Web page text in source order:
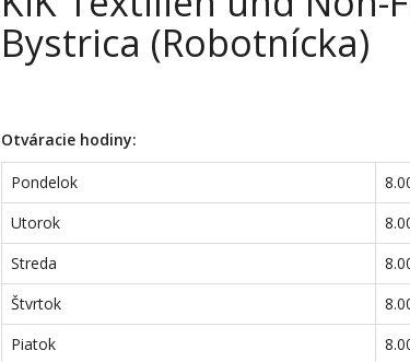
Bystrica (Robotnícka)
Otváracie hodiny:
Pondelok
Utorok
Streda
Štvrtok
Piatok